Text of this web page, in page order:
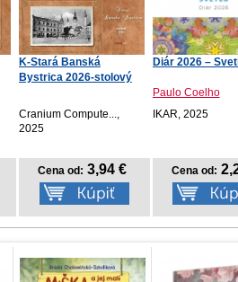
K-Stará Banská
Bystrica 2026-stolový
Cranium Compute...,
2025
Cena od: 3,94 €
Diár 2026 –
Paulo Coelho
IKAR, 2025
Cena od: